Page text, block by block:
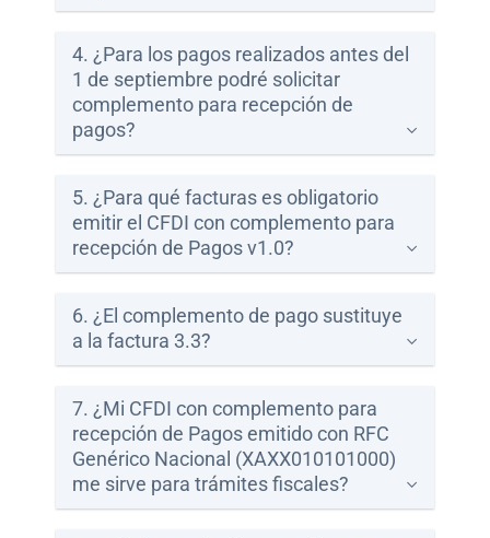
Ayuda
Centros
Atención
Telmex
4. ¿Para los pagos realizados antes del
1 de septiembre podré solicitar
complemento para recepción de
pagos?
5. ¿Para qué facturas es obligatorio
emitir el CFDI con complemento para
recepción de Pagos v1.0?
6. ¿El complemento de pago sustituye
a la factura 3.3?
7. ¿Mi CFDI con complemento para
recepción de Pagos emitido con RFC
Genérico Nacional (XAXX010101000)
me sirve para trámites fiscales?